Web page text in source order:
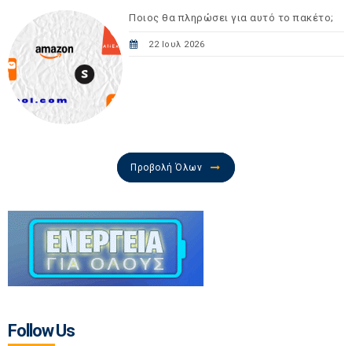
Ποιος θα πληρώσει για αυτό το πακέτο;
22 Ιουλ 2026
Προβολή Όλων
Follow Us